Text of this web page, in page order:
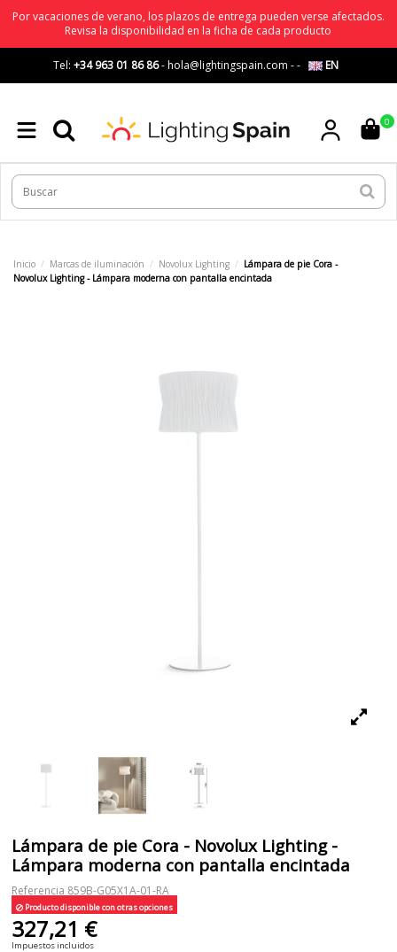
Por vacaciones de verano, los plazos de entrega pueden verse afectados.
Revisa la disponibilidad en la ficha de cada producto
Tel: +34 963 01 86 86-hola@lightingspain.com -- EN
0
Inicio Marcas de iluminación Novolux Lighting
Lámpara de pie Cora -
Novolux Lighting - Lámpara moderna con pantalla encintada
Lámpara de pie Cora - Novolux Lighting -
Lámpara moderna con pantalla encintada
Referencia 859B-G05X1A-01-RA
Producto disponible con otras opciones
327,21 €
Impuestos incluidos